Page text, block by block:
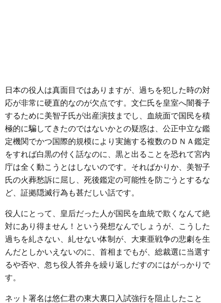
日本の役人は真面目ではありますが、過ちを犯した時の対
応が非常に硬直的なのが欠点です。文仁氏を皇室へ闇養子
するために美智子氏が出産演技までし、血統面で国民を積
極的に騙してきたのではないかとの疑惑は、公正中立な鑑
定機関でかつ国際的規模により実施する複数のＤＮＡ鑑定
をすれば白黒の付く話なのに、黒と出ることを恐れて宮内
庁は全く動こうとはしないのです。そればかりか、美智子
氏の火葬愁訴に屈し、死後鑑定の可能性を防ごうとするな
ど、証拠隠滅行為も甚だしい話です。
役人にとって、皇后だった人が国民を血統で欺くなんて絶
対にあり得ません！という発想なんでしょうが、こうした
過ちを糺さない、糺せない体制が、大東亜戦争の悲劇を生
んだとしかいえないのに、首相までもが、総裁選に当選す
るや否や、忽ち役人答弁を繰り返しだすのにはがっかりで
す。
ネット署名は悠仁君の東大裏口入試強行を阻止したこと